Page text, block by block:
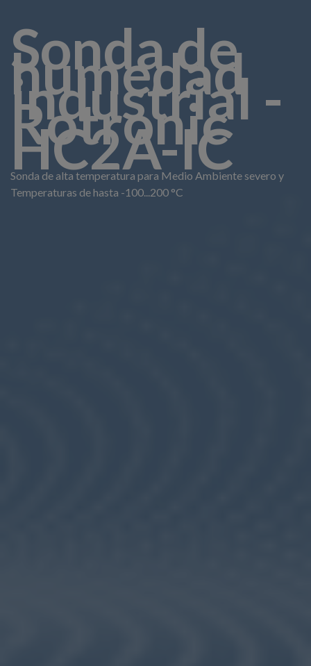
Sonda de
humedad
industrial -
Rotronic
HC2A-IC
Sonda de alta temperatura para Medio Ambiente severo y
Temperaturas de hasta -100...200 °C